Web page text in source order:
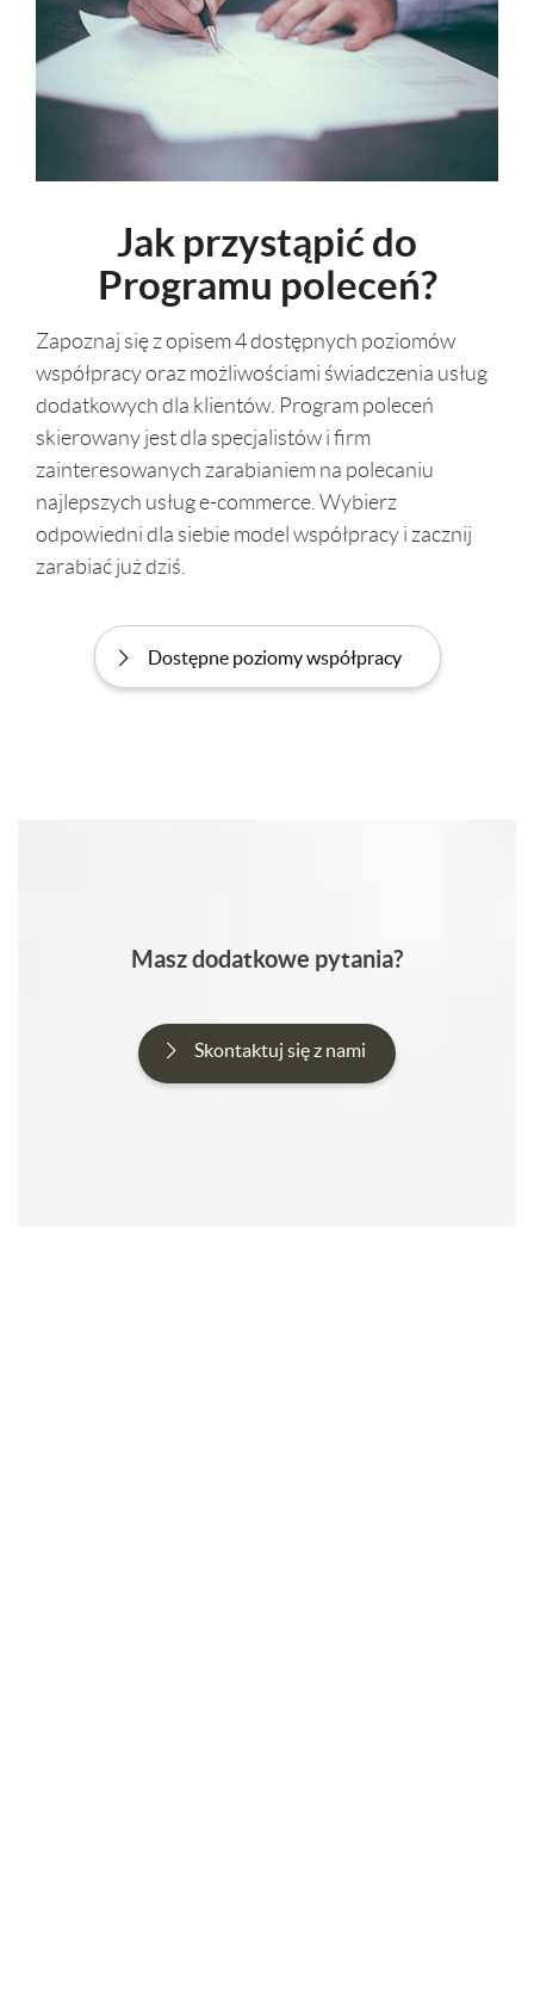
Jak przystąpić do
Programu poleceń?
Zapoznaj się z opisem 4 dostępnych poziomów
współpracy oraz możliwościami świadczenia usług
dodatkowych dla klientów. Program poleceń
skierowany jest dla specjalistów i firm
zainteresowanych zarabianiem na polecaniu
najlepszych usług e-commerce. Wybierz
odpowiedni dla siebie model współpracy i zacznij
zarabiać już dziś.
Dostępne poziomy współpracy
Masz dodatkowe pytania?
Skontaktuj się z nami